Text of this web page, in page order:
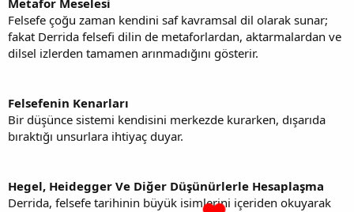
Metafor Meselesi
Felsefe çoğu zaman kendini saf kavramsal dil olarak sunar;
fakat Derrida felsefi dilin de metaforlardan, aktarmalardan ve
dilsel izlerden tamamen arınmadığını gösterir.
Felsefenin Kenarları
Bir düşünce sistemi kendisini merkezde kurarken, dışarıda
bıraktığı unsurlara ihtiyaç duyar.
Hegel, Heidegger Ve Diğer Düşünürlerle Hesaplaşma
Derrida, felsefe tarihinin büyük isimlerini içeriden okuyarak